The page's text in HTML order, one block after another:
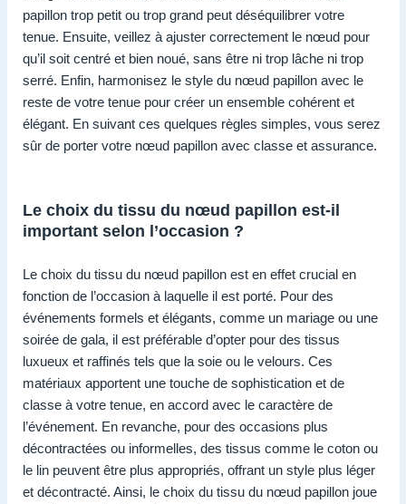
papillon trop petit ou trop grand peut déséquilibrer votre
tenue. Ensuite, veillez à ajuster correctement le nœud pour
qu’il soit centré et bien noué, sans être ni trop lâche ni trop
serré. Enfin, harmonisez le style du nœud papillon avec le
reste de votre tenue pour créer un ensemble cohérent et
élégant. En suivant ces quelques règles simples, vous serez
sûr de porter votre nœud papillon avec classe et assurance.
Le choix du tissu du nœud papillon est-il
important selon l’occasion ?
Le choix du tissu du nœud papillon est en effet crucial en
fonction de l’occasion à laquelle il est porté. Pour des
événements formels et élégants, comme un mariage ou une
soirée de gala, il est préférable d’opter pour des tissus
luxueux et raffinés tels que la soie ou le velours. Ces
matériaux apportent une touche de sophistication et de
classe à votre tenue, en accord avec le caractère de
l’événement. En revanche, pour des occasions plus
décontractées ou informelles, des tissus comme le coton ou
le lin peuvent être plus appropriés, offrant un style plus léger
et décontracté. Ainsi, le choix du tissu du nœud papillon joue